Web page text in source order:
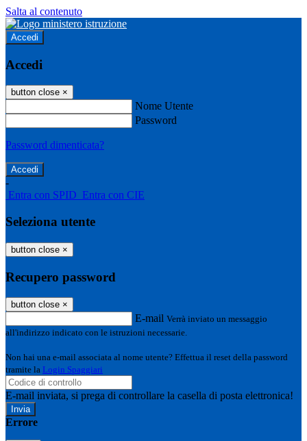
Salta al contenuto
Accedi
Accedi
button close ×
Nome Utente
Password
Password dimenticata?
-
Entra con SPID Entra con CIE
Seleziona utente
button close ×
Recupero password
button close ×
E-mail Verrà inviato un messaggio
all'indirizzo indicato con le istruzioni necessarie.
Non hai una e-mail associata al nome utente? Effettua il reset della password
tramite la Login Spaggiari
E-mail inviata, si prega di controllare la casella di posta elettronica!
Errore